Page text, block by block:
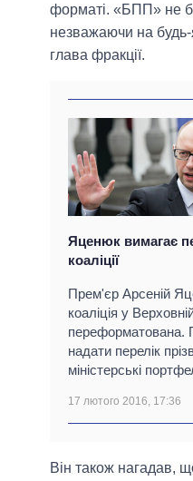
форматі. «БПП» не
незважаючи на будь-
глава фракції.
Яценюк вимагає
коаліції
Прем'єр Арсеній
коаліція у
переформатована.
надати перелік
міністерські
17 лютого 2016, 17:36
Він також нагадав,